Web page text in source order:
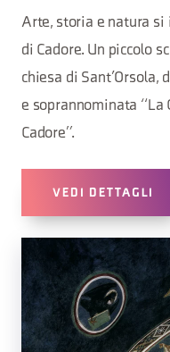
Arte, storia e natura si
di Cadore. Un piccolo
chiesa di Sant’Orsola,
e soprannominata “La
Cadore”.
VEDI DETTAGLI